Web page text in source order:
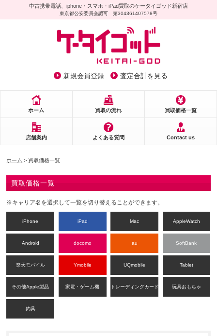
中古携帯電話、iphone・スマホ・iPad買取のケータイゴッド新宿店
東京都公安委員会認可 第304361407578号
新規会員登録 査定合計を見る
ホーム 買取の流れ 買取価格一覧
店舗案内 よくある質問 Contact us
ホーム > 買取価格一覧
買取価格一覧
※キャリア名を選択して一覧を切り替えることができます。
iPhone iPad Mac AppleWatch
Android docomo au SoftBank
楽天モバイル Ymobile UQmobile Tablet
その他Apple製品 家電・ゲーム機 トレーディングカード 玩具おもちゃ
釣具